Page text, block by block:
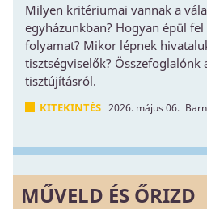
Milyen kritériumai vannak a
egyházunkban? Hogyan épül fel
folyamat? Mikor lépnek
tisztségviselők? Összefoglalónk
tisztújításról.
KITEKINTÉS 2026. május 06.
MŰVELD ÉS ŐRIZD